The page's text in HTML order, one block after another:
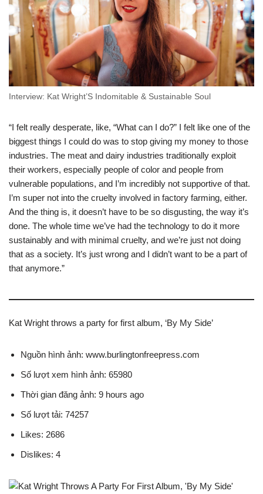
Interview: Kat Wright’S Indomitable & Sustainable Soul
“I felt really desperate, like, “What can I do?” I felt like one of the
biggest things I could do was to stop giving my money to those
industries. The meat and dairy industries traditionally exploit
their workers, especially people of color and people from
vulnerable populations, and I’m incredibly not supportive of that.
I’m super not into the cruelty involved in factory farming, either.
And the thing is, it doesn’t have to be so disgusting, the way it’s
done. The whole time we’ve had the technology to do it more
sustainably and with minimal cruelty, and we’re just not doing
that as a society. It’s just wrong and I didn’t want to be a part of
that anymore.”
Kat Wright throws a party for first album, ‘By My Side’
Nguồn hình ảnh: www.burlingtonfreepress.com
Số lượt xem hình ảnh: 65980
Thời gian đăng ảnh: 9 hours ago
Số lượt tải: 74257
Likes: 2686
Dislikes: 4